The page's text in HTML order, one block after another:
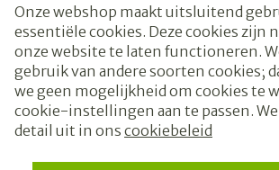
Onze webshop maakt uitsluitend
essentiële cookies. Deze cookies zijn
onze website te laten functioneren.
gebruik van andere soorten cookies;
we geen mogelijkheid om cookies te
cookie-instellingen aan te passen.
detail uit in ons cookiebeleid
Juridische links